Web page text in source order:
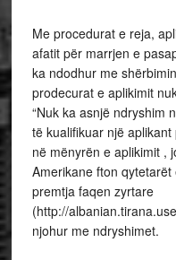
Me procedurat e reja,
afatit për marrjen e
ka ndodhur me
prodecurat e aplikimit
“Nuk ka asnjë ndryshim
të kualifikuar një
në mënyrën e aplikimit ,
Amerikane fton
premtja faqen zyrtare
(http://
njohur me ndryshimet.